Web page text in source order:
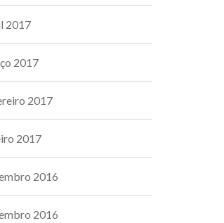
2017
2017
2017
2017
2016
2016